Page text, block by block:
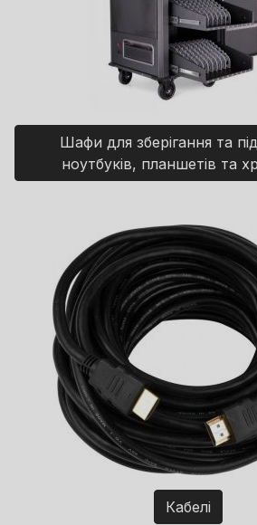
Шафи для зберігання та
ноутбуків, планшетів та
Кабелі